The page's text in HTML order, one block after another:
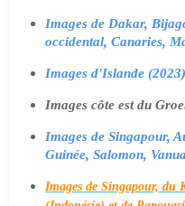
Images de Dakar,
occidental, Canaries,
Images d'Islande (2023)
Images côte est du
Images de Singapour,
Guinée, Salomon,
Images de Singapour, du